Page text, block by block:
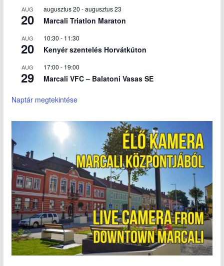
AUG
20
augusztus 20 -augusztus 23
Marcali Triatlon Maraton
AUG
20
10:30 - 11:30
Kenyér szentelés Horvátkúton
AUG
29
17:00 - 19:00
Marcali VFC – Balatoni Vasas SE
Naptár megtekintése